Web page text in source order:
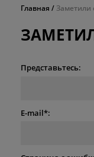
Главная Заметили
Представьтесь:
E-mail*: